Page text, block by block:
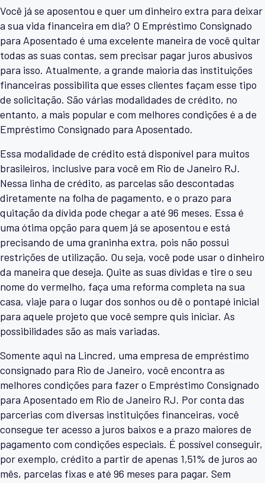
Você já se aposentou e quer um dinheiro extra para deixar
a sua vida financeira em dia? O Empréstimo Consignado
para Aposentado é uma excelente maneira de você quitar
todas as suas contas, sem precisar pagar juros abusivos
para isso. Atualmente, a grande maioria das instituições
financeiras possibilita que esses clientes façam esse tipo
de solicitação. São várias modalidades de crédito, no
entanto, a mais popular e com melhores condições é a de
Empréstimo Consignado para Aposentado.
Essa modalidade de crédito está disponível para muitos
brasileiros, inclusive para você em Rio de Janeiro RJ.
Nessa linha de crédito, as parcelas são descontadas
diretamente na folha de pagamento, e o prazo para
quitação da dívida pode chegar a até 96 meses. Essa é
uma ótima opção para quem já se aposentou e está
precisando de uma graninha extra, pois não possui
restrições de utilização. Ou seja, você pode usar o dinheiro
da maneira que deseja. Quite as suas dívidas e tire o seu
nome do vermelho, faça uma reforma completa na sua
casa, viaje para o lugar dos sonhos ou dê o pontapé inicial
para aquele projeto que você sempre quis iniciar. As
possibilidades são as mais variadas.
Somente aqui na Lincred, uma empresa de empréstimo
consignado para Rio de Janeiro, você encontra as
melhores condições para fazer o Empréstimo Consignado
para Aposentado em Rio de Janeiro RJ. Por conta das
parcerias com diversas instituições financeiras, você
consegue ter acesso a juros baixos e a prazo maiores de
pagamento com condições especiais. É possível conseguir,
por exemplo, crédito a partir de apenas 1,51% de juros ao
mês, parcelas fixas e até 96 meses para pagar. Sem